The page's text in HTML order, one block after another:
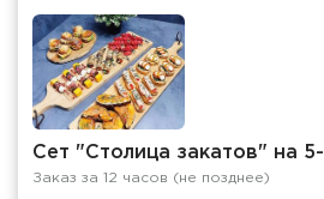
Сет "Столица закатов" на
Заказ за 12 часов (не позднее)